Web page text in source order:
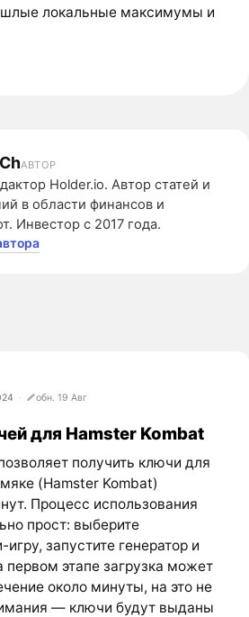
локальные максимумы и
АВТОР
Holder.io. Автор статей и
в области финансов и
Инвестор с 2017 года.
обн. 19 Авг
для Hamster Kombat
получить ключи для
(Hamster Kombat)
Процесс использования
прост: выберите
запустите генератор и
первом этапе загрузка может
около минуты, на это не
— ключи будут выданы